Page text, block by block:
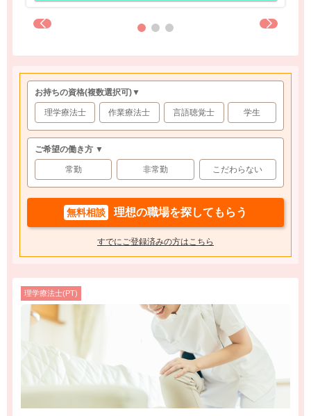
お持ちの資格(複数選択可)▼
理学療法士 作業療法士 言語聴覚士 学生
ご希望の働き方 ▼
常勤 非常勤 こだわらない
無料相談 理想の職場を探してもらう
すでにご登録済みの方はこちら
理学療法士(PT)